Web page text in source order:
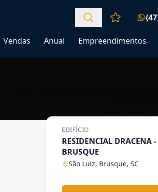
Favoritos
Vendas Anual Empreendimentos
EDIFÍCIO
RESIDENCIAL DRACENA
BRUSQUE
São Luiz, Brusque, SC